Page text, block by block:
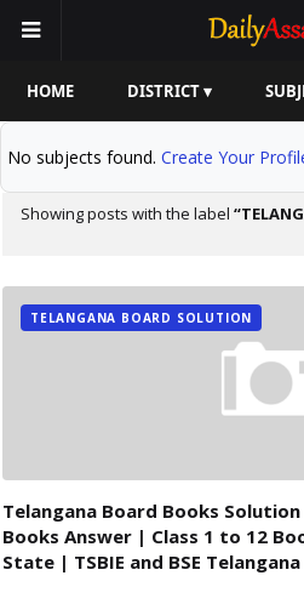
HOME DISTRICT ▾
No subjects found. Create Your
Showing posts with the label
TELANGANA BOARD SOLUTION
Telangana Board Books
Books Answer | Class 1 to 12
State | TSBIE and BSE